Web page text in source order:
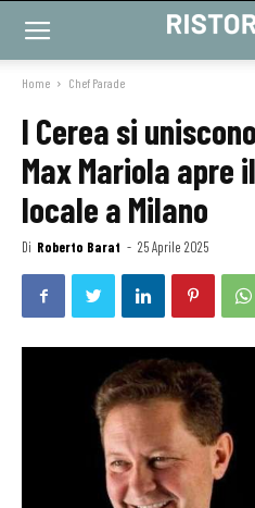
Home Chef Parade
I Cerea si
Max Mariola apre
locale a Milano
Di Roberto Barat - 25 Aprile 2025